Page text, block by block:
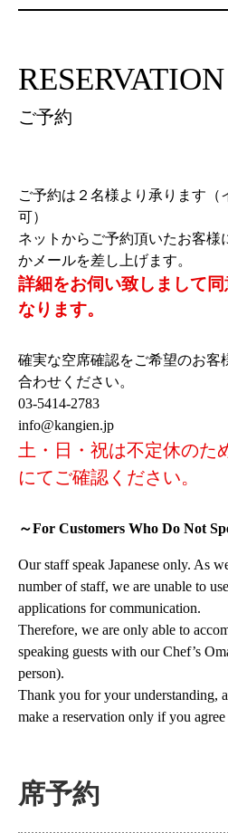
RESERVATION
ご予約
ご予約は２名様より承ります（
可）
ネットからご予約頂いたお客様
かメールを差し上げます。
詳細をお伺い致しまして
なります。
確実な空席確認をご希望のお客
合わせください。
03-5414-2783
info@kangien.jp
土・日・祝は不定休のた
にてご確認ください。
～For Customers Who Do Not
Our staff speak Japanese only. As
number of staff, we are unable to
applications for communication.
Therefore, we are only able to
speaking guests with our Chef’s
person).
Thank you for your understanding,
make a reservation only if you
席予約